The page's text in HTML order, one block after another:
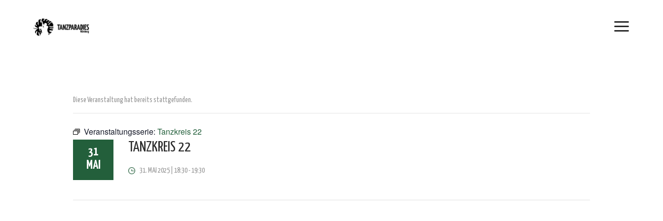
Diese Veranstaltung hat bereits stattgefunden.
Veranstaltungsserie: Tanzkreis 22
31
MAI
TANZKREIS 22
31. MAI 2025 | 18:30-19:30